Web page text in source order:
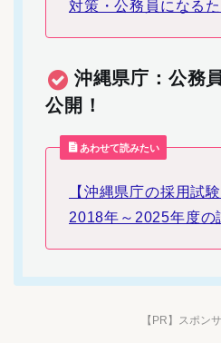
対策・公務員になる
沖縄県庁：公務
公開！
あわせて読みたい
【沖縄県庁の採用試
2018年～2025年度の
【PR】スポン